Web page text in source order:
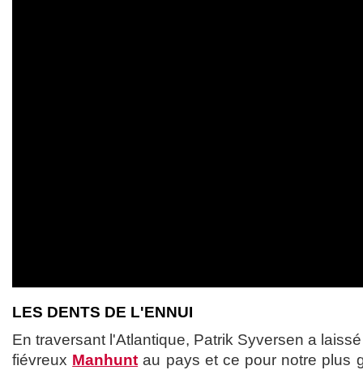
LES DENTS DE L'ENNUI
En traversant l'Atlantique, Patrik Syversen a
fiévreux Manhunt au pays et ce pour notre plus